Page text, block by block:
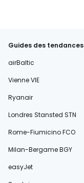
Guides des tendances
airBaltic
Vienne VIE
Ryanair
Londres Stansted STN
Rome-Fiumicino FCO
Milan-Bergame BGY
easyJet